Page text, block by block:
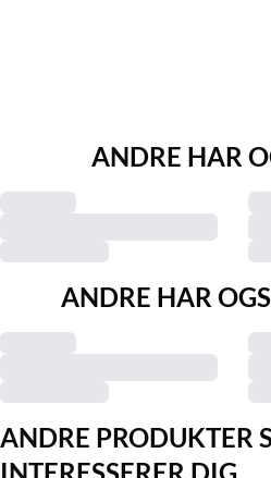
ANDRE HAR
ANDRE HAR
ANDRE PRODUKTER
INTERESSERER DIG